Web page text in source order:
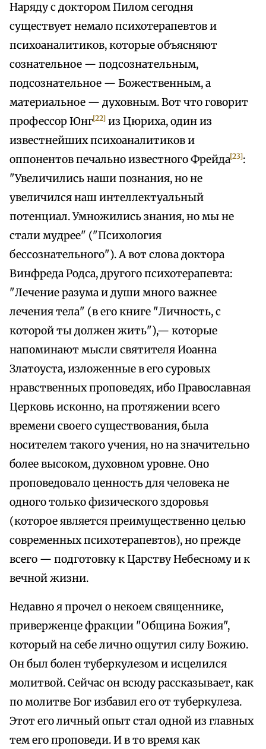
Наряду с доктором Пилом сегодня
существует немало психотерапевтов и
психоаналитиков, которые объясняют
сознательное — подсознательным,
подсознательное — Божественным, а
материальное — духовным. Вот что говорит
профессор Юнг[22] из Цюриха, один из
известнейших психоаналитиков и
оппонентов печально известного Фрейда[23]:
"Увеличились наши познания, но не
увеличился наш интеллектуальный
потенциал. Умножились знания, но мы не
стали мудрее" ("Психология
бессознательного"). А вот слова доктора
Винфреда Родса, другого психотерапевта:
"Лечение разума и души много важнее
лечения тела" (в его книге "Личность, с
которой ты должен жить"),— которые
напоминают мысли святителя Иоанна
Златоуста, изложенные в его суровых
нравственных проповедях, ибо Православная
Церковь исконно, на протяжении всего
времени своего существования, была
носителем такого учения, но на значительно
более высоком, духовном уровне. Оно
проповедовало ценность для человека не
одного только физического здоровья
(которое является преимущественно целью
современных психотерапевтов), но прежде
всего — подготовку к Царству Небесному и к
вечной жизни.
Недавно я прочел о некоем священнике,
приверженце фракции "Община Божия",
который на себе лично ощутил силу Божию.
Он был болен туберкулезом и исцелился
молитвой. Сейчас он всюду рассказывает, как
по молитве Бог избавил его от туберкулеза.
Этот его личный опыт стал одной из главных
тем его проповеди. И в то время как